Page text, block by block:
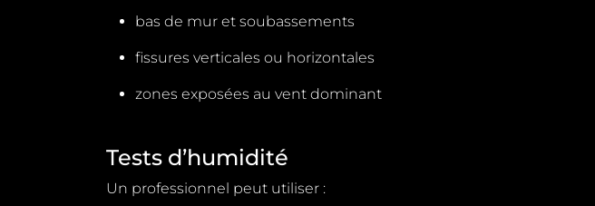
bas de mur et soubassements
fissures verticales ou horizontales
zones exposées au vent dominant
Tests d’humidité
Un professionnel peut utiliser :